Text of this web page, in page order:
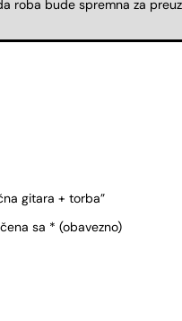
roba bude spremna za
gitara + torba”
sa * (obavezno)